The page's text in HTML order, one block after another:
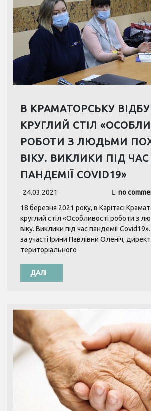
В КРАМАТОРСЬКУ
КРУГЛИЙ СТІЛ
РОБОТИ З ЛЮДЬМИ
ВІКУ. ВИКЛИКИ ПІД ЧАС
ПАНДЕМІЇ COVID19»
24.03.2021
no
18 березня 2021 року, в Карітасі
круглий стіл «Особливості роботи з
віку. Виклики під час пандемії
за участі Ірини Павлівни Оленіч,
територіального
ДАЛІ